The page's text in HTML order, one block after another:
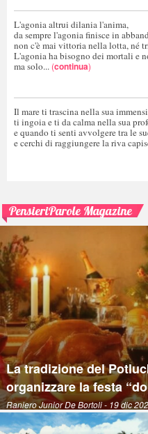
L'agonia altrui dilania l'anima,
da sempre l'agonia finisce in
non c'è mai vittoria nella lotta, né
L'agonia ha bisogno dei mortali e
ma solo... (continua)
Il mare ti trascina nella sua
ti ingoia e ti da calma nella sua
e quando ti senti avvolgere tra le
e cerchi di raggiungere la riva
PensieriParole Magazine
La tradizione del
organizzare la festa
Raniero Junior De Bortoli- 19 dic